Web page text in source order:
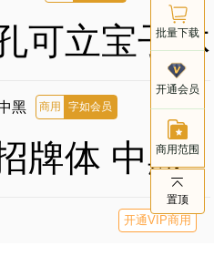
可立宝子体
黑 商用 字如会员
牌体 中黑
开通VIP商用
客服电话
021-
批量下载
开通会员
商用范围
置顶